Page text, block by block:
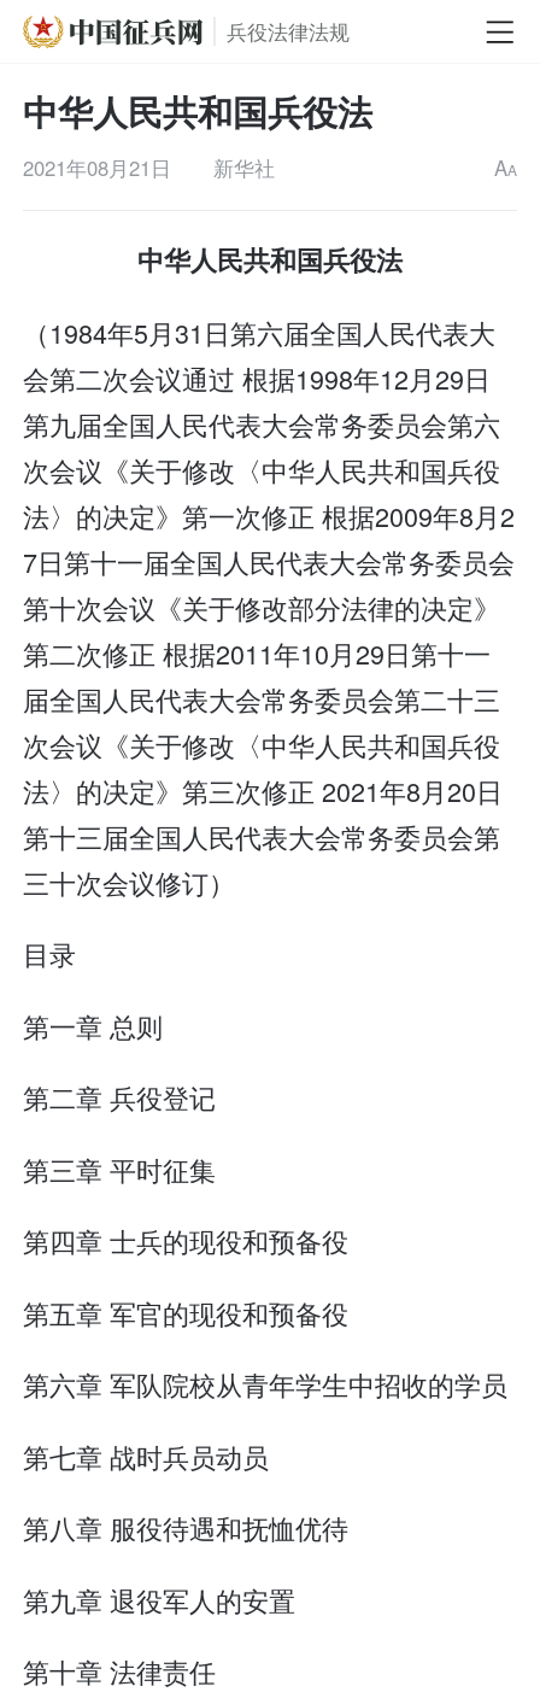
兵役法律法规
中华人民共和国兵役法
2021年08月21日 新华社 AA
中华人民共和国兵役法
（1984年5月31日第六届全国人民代表大
会第二次会议通过 根据1998年12月29日
第九届全国人民代表大会常务委员会第六
次会议《关于修改〈中华人民共和国兵役
法〉的决定》第一次修正 根据2009年8月2
7日第十一届全国人民代表大会常务委员会
第十次会议《关于修改部分法律的决定》
第二次修正 根据2011年10月29日第十一
届全国人民代表大会常务委员会第二十三
次会议《关于修改〈中华人民共和国兵役
法〉的决定》第三次修正 2021年8月20日
第十三届全国人民代表大会常务委员会第
三十次会议修订）
目录
第一章 总则
第二章 兵役登记
第三章 平时征集
第四章 士兵的现役和预备役
第五章 军官的现役和预备役
第六章 军队院校从青年学生中招收的学员
第七章 战时兵员动员
第八章 服役待遇和抚恤优待
第九章 退役军人的安置
第十章 法律责任